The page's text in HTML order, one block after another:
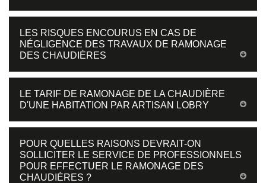
LES RISQUES ENCOURUS EN CAS DE
NÉGLIGENCE DES TRAVAUX DE RAMONAGE
DES CHAUDIÈRES
LE TARIF DE RAMONAGE DE LA CHAUDIÈRE
D'UNE HABITATION PAR ARTISAN LOBRY
POUR QUELLES RAISONS DEVRAIT-ON
SOLLICITER LE SERVICE DE PROFESSIONNELS
POUR EFFECTUER LE RAMONAGE DES
CHAUDIÈRES ?